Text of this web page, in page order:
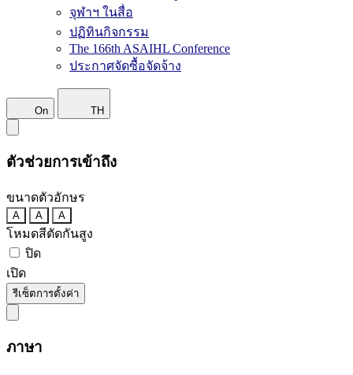
จุฬาฯ ในสื่อ
ปฏิทินกิจกรรม
The 166th ASAIHL Conference
ประกาศจัดซื้อจัดจ้าง
On TH
ตัวช่วยการเข้าถึง
ขนาดตัวอักษร
A A A
โหมดสีตัดกันสูง
ปิด
เปิด
รีเซ็ตการตั้งค่า
ภาษา